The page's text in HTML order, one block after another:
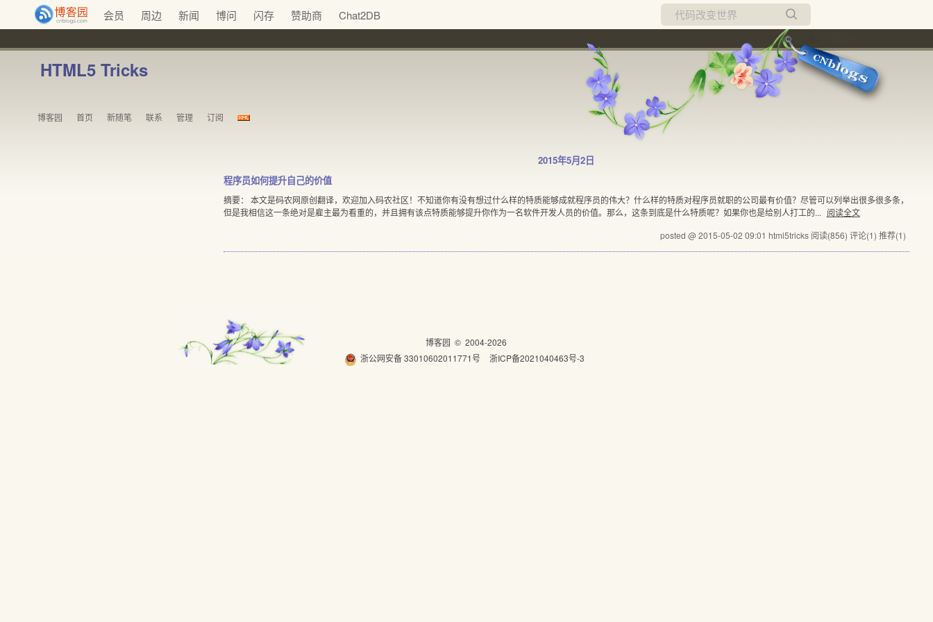
会员 周边 新闻 博问 闪存 赞助商 Chat2DB
所有博客
当前博客
HTML5 Tricks
博客园 首页 新随笔 联系 管理 订阅
2015年5月2日
程序员如何提升自己的价值
摘要： 本文是码农网原创翻译，欢迎加入码农社区！不知道你有没有想过什么样的特质能够成就程序员的伟大？什么样的特质对程序员就职的公司最有价值？尽管可以列举出很多很多条，
但是我相信这一条绝对是雇主最为看重的，并且拥有该点特质能够提升你作为一名软件开发人员的价值。那么，这条到底是什么特质呢？如果你也是给别人打工的... 阅读全文
posted @ 2015-05-02 09:01 html5tricks 阅读(856) 评论(1) 推荐(1)
博客园 © 2004-2026
浙公网安备 33010602011771号
浙ICP备2021040463号-3